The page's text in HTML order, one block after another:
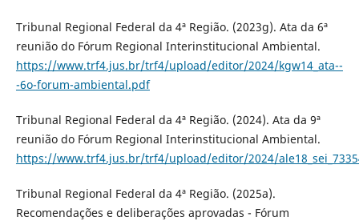
Tribunal Regional Federal da 4ª Região. (2023g). Ata da 6ª
reunião do Fórum Regional Interinstitucional Ambiental.
https://www.trf4.jus.br/trf4/upload/editor/2024/kgw14_ata--
-6o-forum-ambiental.pdf
Tribunal Regional Federal da 4ª Região. (2024). Ata da 9ª
reunião do Fórum Regional Interinstitucional Ambiental.
https://www.trf4.jus.br/trf4/upload/editor/2024/
Tribunal Regional Federal da 4ª Região. (2025a).
Recomendações e deliberações aprovadas - Fórum